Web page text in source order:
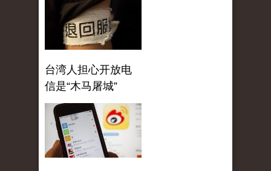
台湾人担心开放电
信是“木马屠城”